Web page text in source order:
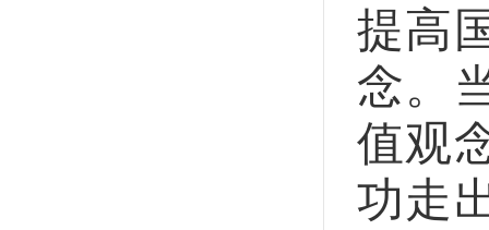
提高
念。
值观
功走